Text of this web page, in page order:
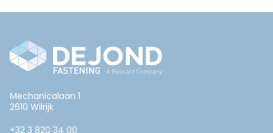
Mechanicalaan 1
2610 Wilrijk
+32 3 820 34 00